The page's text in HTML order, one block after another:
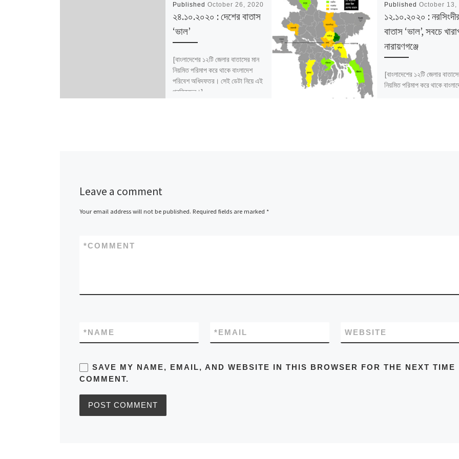
PublishedOctober 26, 2020
২৪.১০.২০২০ : দেশের বাতাস
‘ভাল’
[বাংলাদেশের ১২টি জেলার বাতাসের মান
নিয়মিত পরিমাপ করে থাকে বাংলাদেশ
পরিবেশ অধিদফতর। সেই ডেটা নিয়ে এই
প্রতিবেদন।]
Published October 13,
১২.১০.২০২০ :
বাতাস ‘ভাল’, সবচে
নারায়ণগঞ্জে
[বাংলাদেশের ১২টি জেলার
নিয়মিত পরিমাপ করে থাকে
Leave a comment
Your email address will not be published. Required fields are marked *
COMMENT
*
NAME
* EMAIL
* WEBSITE
SAVE MY NAME, EMAIL, AND WEBSITE IN THIS BROWSER FOR THE NEXT TIME
COMMENT.